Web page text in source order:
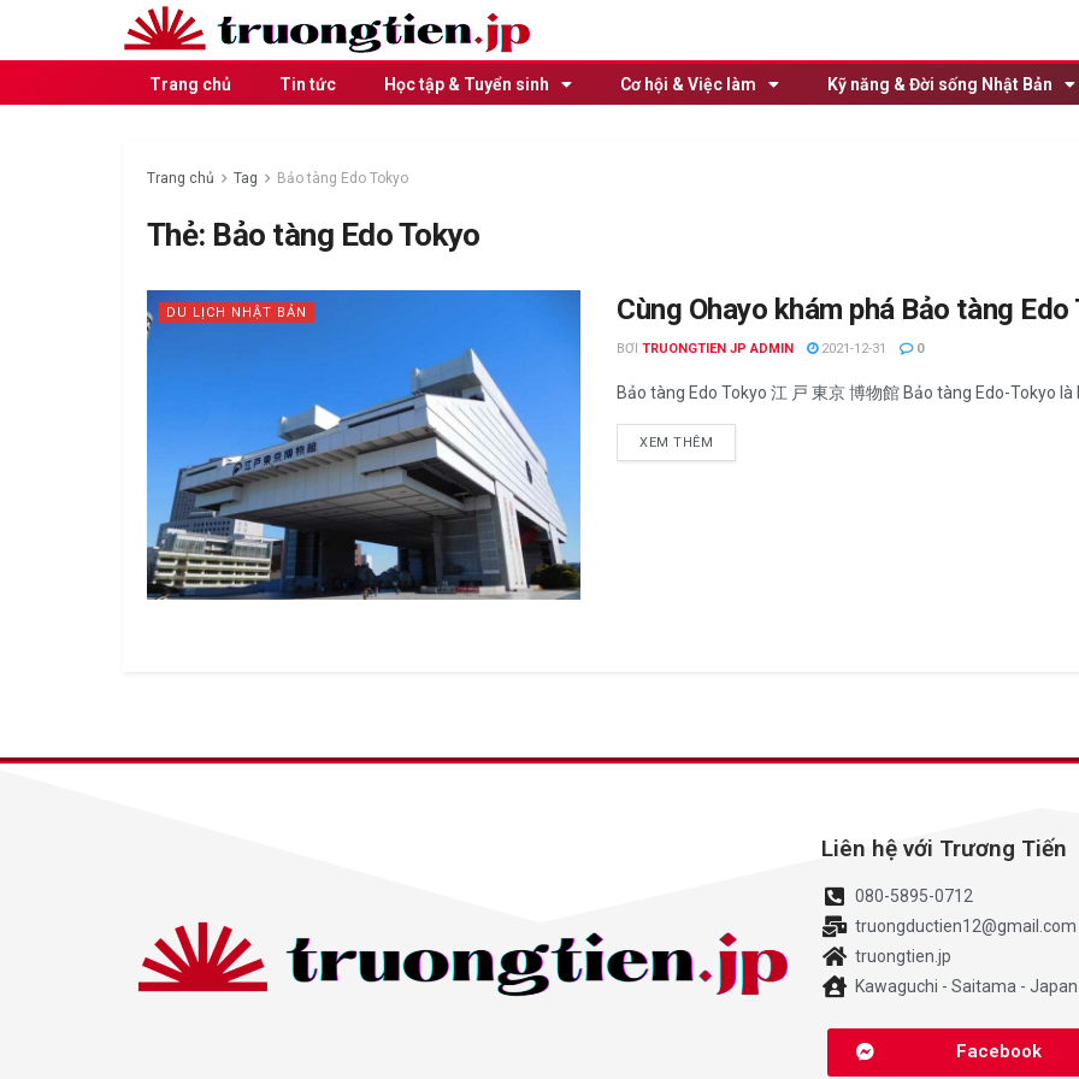
Trang chủ Tin tức Học tập & Tuyển sinh Cơ hội & Việc làm Kỹ năng & Đời sống Nhật Bản
Trang chủ Tag Bảo tàng Edo Tokyo
Thẻ: Bảo tàng Edo Tokyo
DU LỊCH NHẬT BẢN Cùng Ohayo khám phá Bảo tàng Edo
BƠI TRUONGTIEN JP ADMIN 2021-12-31 0
Bảo tàng Edo Tokyo 江 戸 東京 博物館 Bảo tàng Edo-Tokyo là
XEM THÊM
Liên hệ với Trương Tiến
080-5895-0712
truongductien12@gmail.com
truongtien.jp
Kawaguchi - Saitama - Japan
Facebook